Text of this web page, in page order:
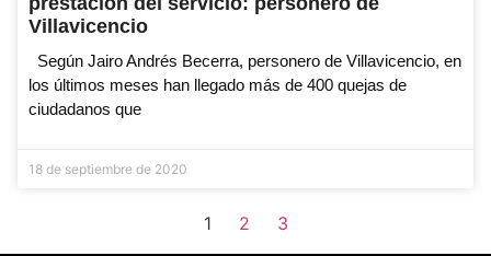
Villavicencio
Según Jairo Andrés Becerra, personero de Villavicencio, en
los últimos meses han llegado más de 400 quejas de
ciudadanos que
18 de septiembre de 2020
1 2 3